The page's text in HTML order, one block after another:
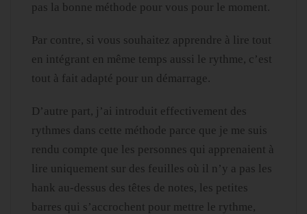
pas la bonne méthode pour vous pour le moment.
Par contre, si vous souhaitez apprendre à lire tout
en intégrant en même temps aussi le rythme, c’est
tout à fait adapté pour un démarrage.
D’autre part, j’ai introduit effectivement des
rythmes dans cette méthode parce que je me suis
rendu compte que les personnes qui apprenaient à
lire uniquement sur des feuilles où il n’y a pas les
hank au-dessus des têtes de notes, les petites
barres qui s’accrochent pour mettre le rythme,